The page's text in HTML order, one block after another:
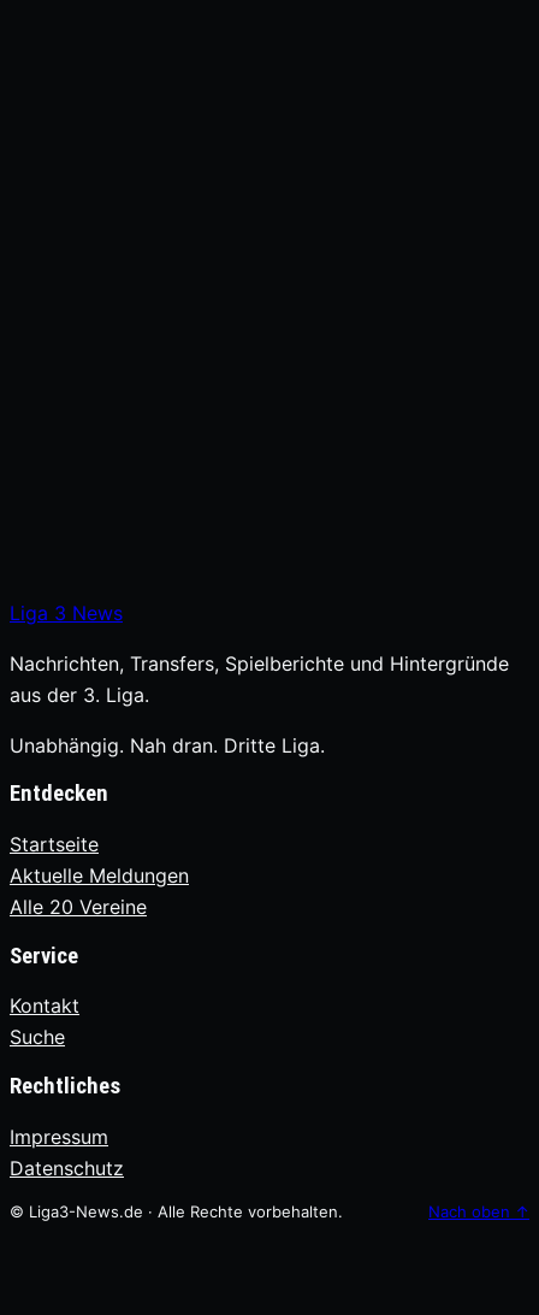
Liga 3 News
Nachrichten, Transfers, Spielberichte und Hintergründe
aus der 3. Liga.
Unabhängig. Nah dran. Dritte Liga.
Entdecken
Startseite
Aktuelle Meldungen
Alle 20 Vereine
Service
Kontakt
Suche
Rechtliches
Impressum
Datenschutz
© Liga3-News.de · Alle Rechte vorbehalten. Nach oben ↑